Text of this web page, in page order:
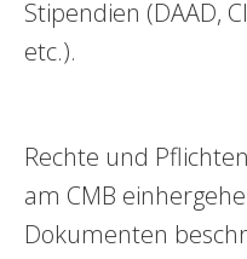
Stipendien (DAAD,
etc.).
Rechte und
am CMB
Dokumenten